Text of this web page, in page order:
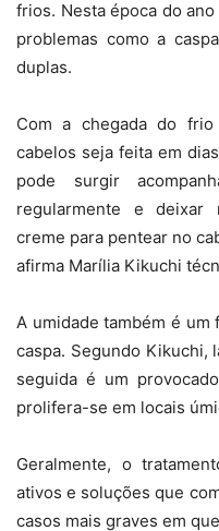
frios. Nesta época do
problemas como a
duplas.
Com a chegada do
cabelos seja feita em
pode surgir
regularmente e deixar
creme para pentear no
afirma Marília Kikuchi
A umidade também é
caspa. Segundo Kikuchi,
seguida é um
prolifera-se em locais
Geralmente, o
ativos e soluções que
casos mais graves em